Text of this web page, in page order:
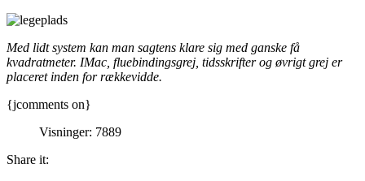
Med lidt system kan man sagtens klare sig med ganske få
kvadratmeter. IMac, fluebindingsgrej, tidsskrifter og øvrigt grej er
placeret inden for rækkevidde.
{jcomments on}
Visninger: 7889
Share it: